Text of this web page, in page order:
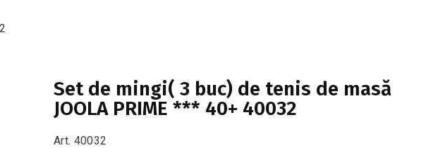
Set de mingi( 3 buc) de tenis de masă
JOOLA PRIME *** 40+ 40032
Art. 40032